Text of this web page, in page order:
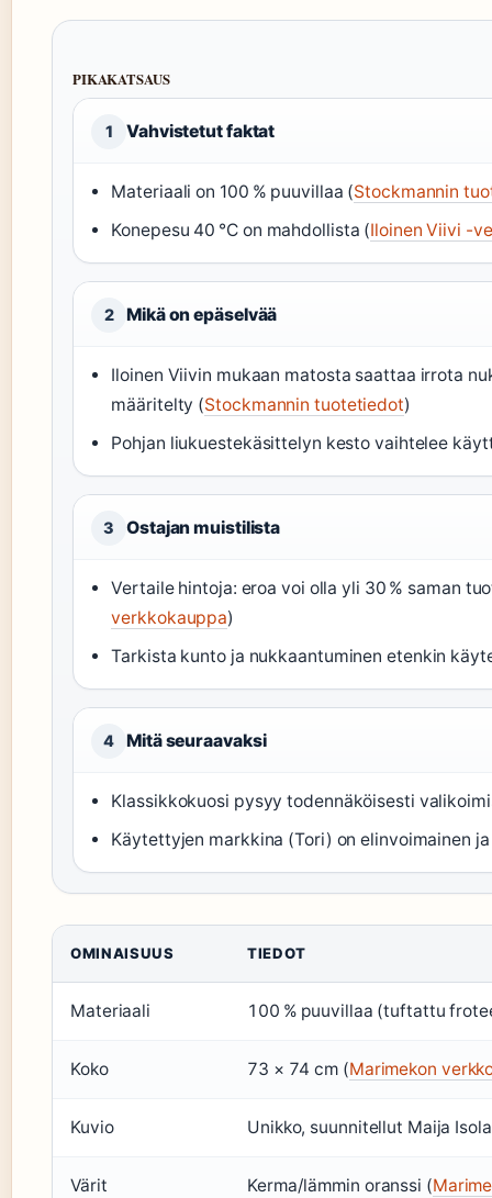
PIKAKATSAUS
1 Vahvistetut faktat
Materiaali on 100 % puuvillaa (Stockmannin
Konepesu 40 °C on mahdollista (Iloinen Viivi -
2 Mikä on epäselvää
Iloinen Viivin mukaan matosta saattaa irrota
määritelty (Stockmannin tuotetiedot)
Pohjan liukuestekäsittelyn kesto vaihtelee
3 Ostajan muistilista
Vertaile hintoja: eroa voi olla yli 30 % saman
verkkokauppa)
Tarkista kunto ja nukkaantuminen etenkin
4 Mitä seuraavaksi
Klassikkokuosi pysyy todennäköisesti
Käytettyjen markkina (Tori) on elinvoimainen
OMINAISUUS TIEDOT
Materiaali 100 % puuvillaa (tuftattu
Koko 73 × 74 cm (Marimekon
Kuvio Unikko, suunnitellut Maija
Värit Kerma/lämmin oranssi (